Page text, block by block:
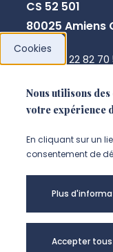
CS 52 501
80025 Amiens
+33 3 22 82 70
NOUS
Cookies
Nous utilisons
votre expérience
En cliquant sur un
consentement de
Plus
Accepter